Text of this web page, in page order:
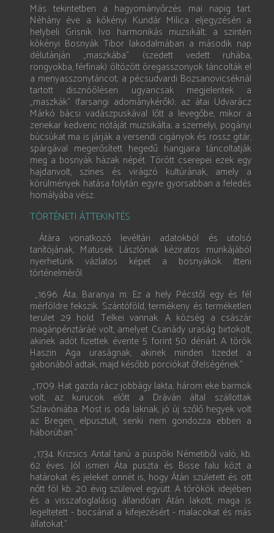
Más tekintetben a hagyományőrzés mai napig tart.
Néhány éve a kökényi Kundár Milica eljegyzésén a
helybeli Grisnik Ivo harmonikás muzsikált; a szintén
kökényi Bosnyák Tibor lakodalmában a második nap
délutánján „maszkába” (szedett vedett ruhába,
rongyokba, férfinak) öltözött öregasszonyok táncolták el
a menyasszonytáncot; a pécsudvardi Bozsanovicséknál
tartott disznóölésen ugyancsak megjelentek a
„maszkák” (farsangi adománykérők); az átai Udvarácz
Márkó bácsi vadászpuskával lőtt a levegőbe, mikor a
zenekar kedvenc nótáját muzsikálta; a szemelyi, pogányi
búcsúkat ma is járják a versendi cigányok és rossz gitár,
spárgával megerősített hegedű hangjaira táncoltatják
meg a bosnyák házak népét. Törött cserepei ezek egy
hajdanvolt, színes és virágzó kultúrának, amely a
körülmények hatása folytán egyre gyorsabban a feledés
homályába vész.
TÖRTÉNETI ÁTTEKINTÉS
Átára vonatkozó levéltári adatokból és utolsó
tanítójának, Matusek Lászlónak kéziratos munkájából
nyerhetünk vázlatos képet a bosnyákok itteni
történelméről.
„1696. Áta, Baranya m. Ez a hely Pécstől egy és fél
mérföldre fekszik. Szántóföld, termékeny és terméketlen
terület 29 hold. Telkei vannak. A község a császár
magánpénztáráé volt, amelyet Csanády uraság birtokolt,
akinek adót fizettek évente 5 forint 50 dénárt. A török
Haszin Aga uraságnak, akinek minden tizedet a
gabonából adtak, majd később porciókat őfelségének.”
„1709. Hat gazda rácz jobbágy lakta, három eke barmok
volt, az kurucok előtt a Dráván által szállottak
Szlavóniába. Most is oda laknak, jó új szőlő hegyek volt
az Bregen, elpusztult, senki nem gondozza ebben a
háborúban.”
„1734. Krizsics Antal tanú a püspöki Németiből való, kb.
62 éves. Jól ismeri Áta puszta és Bisse falu közt a
határokat és jeleket onnét is, hogy Átán született és ott
nőtt föl kb. 20 évig szüleivel együtt. A törökök idejében
és a visszafoglalásig állandóan Átán lakott, maga is
legeltetett - bocsánat a kifejezésért - malacokat és más
állatokat.”